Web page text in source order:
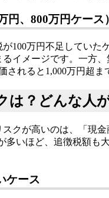
、800万円ケース）
100万円不足してい
イメージです。一方
れると1,000万円超
は？どんな人
クが高いのは、「現
多いほど、追徴税額
ケース